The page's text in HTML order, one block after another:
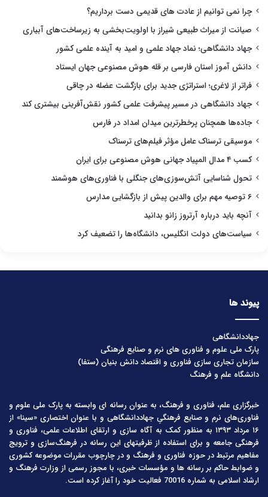
چرا نمی توانیم از عادت های قدیمی دست برداریم؟
صیانت از میراث طبیعی شیراز با اولویت‌بخشی به زیرساخت‌های آبیاری
جهاد دانشگاهی؛ نماد جهاد علمی و امید به آینده علمی کشور
دانش آموز استان فارسی بر قله هوش مصنوعی جهان ایستاد
فراتر از لاغری؛ استراتژی جدید برای بازگشت عضله در چاقی
جهاد دانشگاهی در مسیر پیشرفت علمی کشور نقش‌آفرینی بیشتری کند
جاده‌ها همچنان پرخطرترین میدان امداد در فارس
موسیقی ترسناک عامل مؤثر فیلم‌های ترسناک
کسب ۴ مدال المپیاد جهانی هوش مصنوعی برای ایران
تحول شناسایی آتش‌سوزی‌های جنگلی با فناوری‌های هوشمند
۶ توصیه مهم برای والدین پیش از بازگشایی مدارس
آنچه باید درباره آرتروز زانو بدانید
سیاست‌های دولت انگلیس، دانشگاه‌ها را تضعیف کرد
پیوند ها
جهاددانشگاهی
پارک ملی علوم و فناوری های نرم و صنایع فرهنگی
سازمان تجاری سازی فناوری و اقتصاد دانش بنیان (ستفا)
دانشگاه علم و فرهنگ
خبرگزاری علم، فناوری و فرهنگ، به عنوان رسانه ای وابسته به پارک ملی علوم و
فناوری‌های نرم و صنایع فرهنگیِ جهاددانشگاهی و با عنوان اختصاری «سینا» از
۱۶ مرداد ۱۳۹۳ به منظور کمک به آگاه سازی و ارتقای اطلاعات علمی، فناوری و
فرهنگی جامعه و برای استفاده از ظرفیتهای این رسانه در فرهنگ‌سازی و ترویج
مفاهیم مرتبط در حوزه فناوری و فرهنگ و در چارچوب مقررات موضوعه کشوری
و ضوابط حاکم بر رسانه ها و مؤسسات خبری، با مجوز رسمی از وزارت فرهنگ و
ارشاد اسلامی به شماره 70016 فعالیت خود را آغاز کرده است.